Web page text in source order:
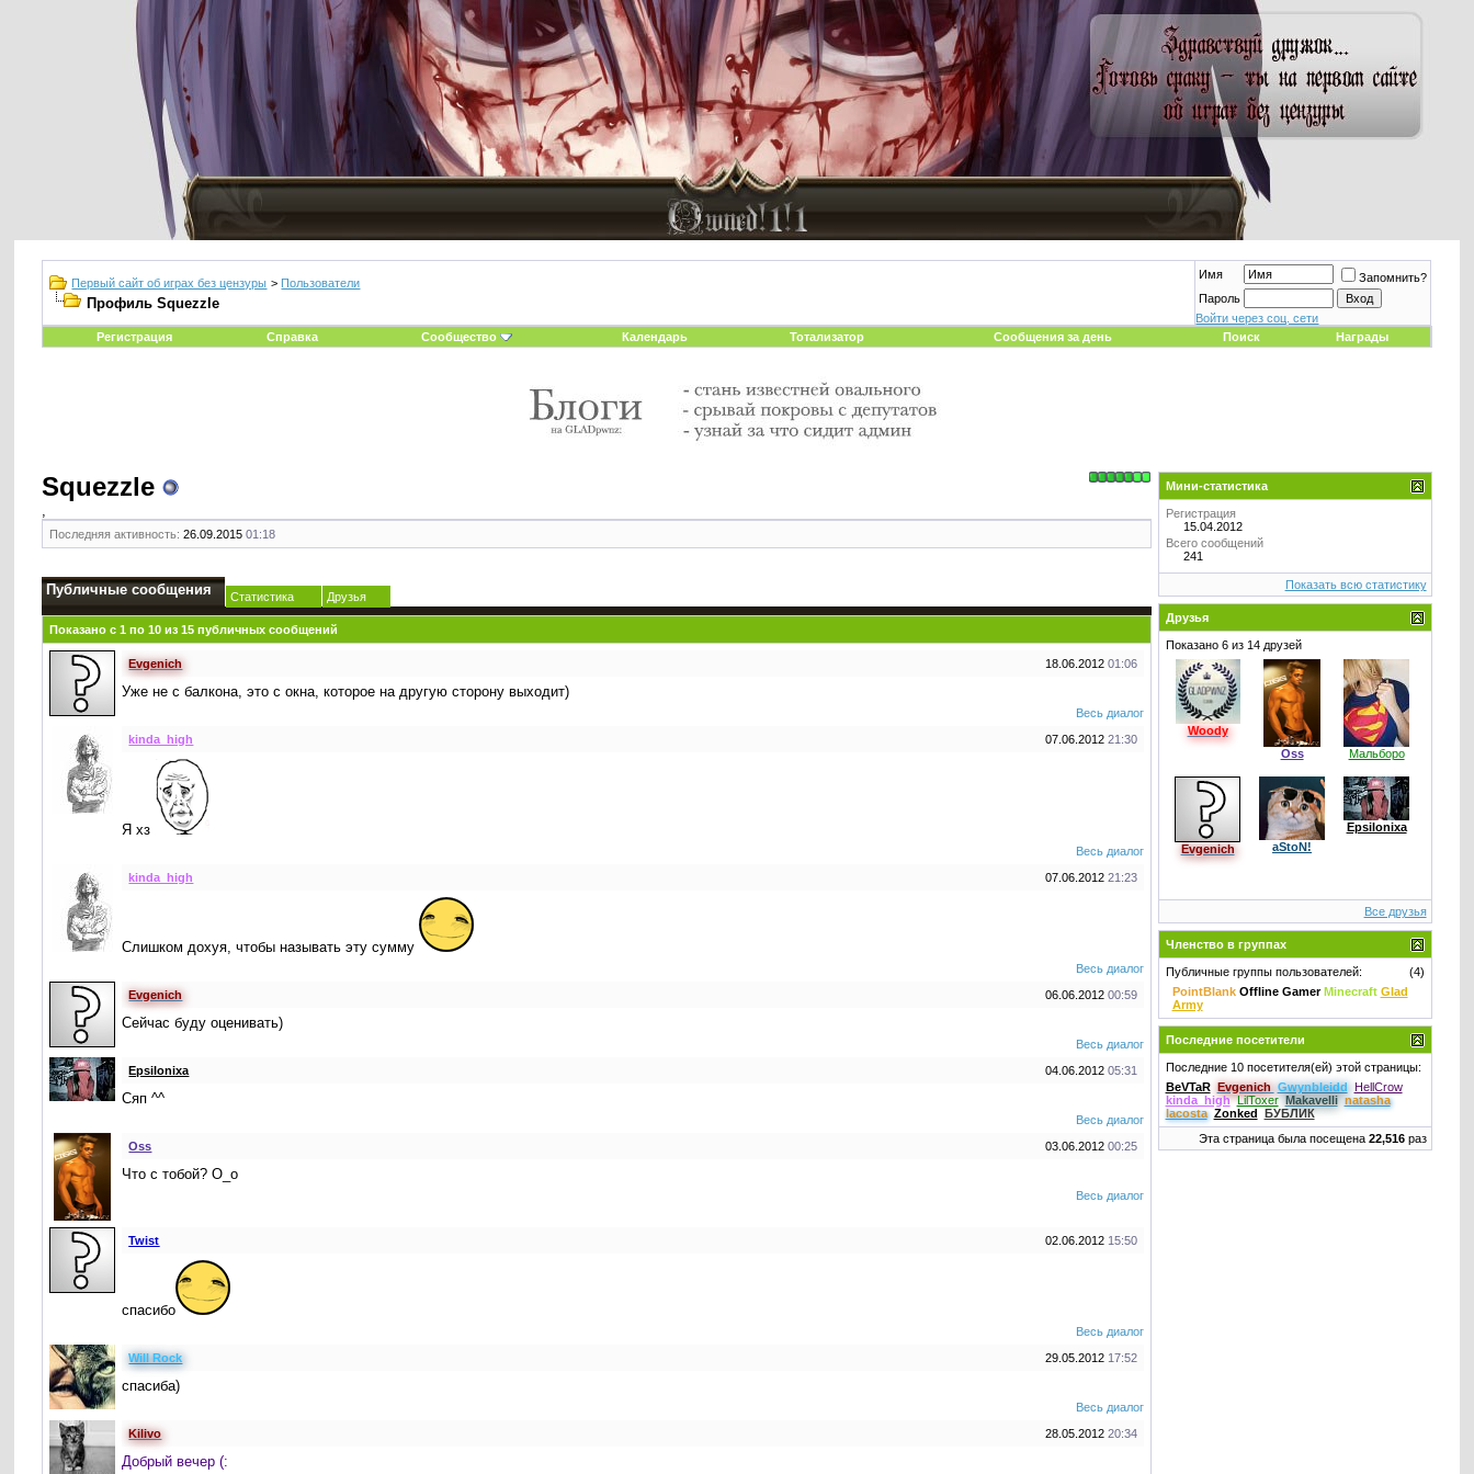
Первый сайт об играх без цензуры > Пользователи
Профиль Squezzle
Имя
Запомнить?
Пароль
Войти через соц. сети
Регистрация
Справка Сообщество Календарь Тотализатор Сообщения за день Поиск Награды
Squezzle
,
Последняя активность: 26.09.201501:18
Публичные сообщения Статистика Друзья
Показано с 1 по10 из15 публичных сообщений
18.06.2012 01:06
Evgenich
Уже не с балкона, это с окна, которое на другую сторону выходит)
Весь диалог
07.06.2012 21:30
kinda_high
Я хз
Весь диалог
07.06.2012 21:23
kinda_high
Слишком дохуя, чтобы называть эту сумму
Весь диалог
06.06.2012 00:59
Evgenich
Сейчас буду оценивать)
Весь диалог
04.06.2012 05:31
Epsilonixa
Сяп ^^
Весь диалог
03.06.2012 00:25
Oss
Что с тобой? О_о
Весь диалог
02.06.2012 15:50
Twist
спасибо
Весь диалог
29.05.2012 17:52
Will Rock
спасиба)
Весь диалог
28.05.2012 20:34
Kilivo
Добрый вечер (:
Мини-статистика
Регистрация
15.04.2012
Всего сообщений
241
Показать всю статистику
Друзья
Показано 6 из 14 друзей
Woody
Oss
Мальборо
Evgenich aStoN!
Epsilonixa
Все друзья
Членство в группах
(4)
Публичные группы пользователей:
PointBlank Offline Gamer Minecraft Glad
Army
Последние посетители
Последние 10 посетителя(ей) этой страницы:
BeVTaR Evgenich Gwynbleidd HellCrow
kinda_high LilToxer Makavelli natasha
lacosta Zonked БУБЛИК
Эта страница была посещена 22,516раз